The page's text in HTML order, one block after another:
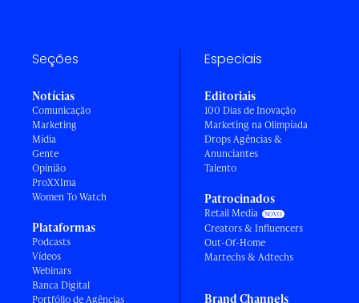
Seções
Notícias
Comunicação
Marketing
Mídia
Gente
Opinião
ProXXIma
Women To Watch
Plataformas
Podcasts
Vídeos
Webinars
Banca Digital
Portfólio de Agências
Especiais
Editoriais
100 Dias de Inovação
Marketing na Olimpíada
Drops Agências &
Anunciantes
Talento
Patrocinados
Retail Media
Creators & Influencers
Out-Of-Home
Martechs & Adtechs
Brand Channels